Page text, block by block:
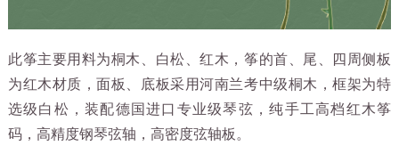
此筝主要用料为桐木、白松、红木，筝的首、尾、四周侧板
为红木材质，面板、底板采用河南兰考中级桐木，框架为特
选级白松，装配德国进口专业级琴弦 ，纯手工高档红木筝
码，高精度钢琴弦轴，高密度弦轴板。